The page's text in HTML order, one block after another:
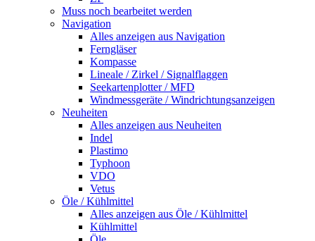
Muss noch bearbeitet werden
Navigation
Alles anzeigen aus Navigation
Ferngläser
Kompasse
Lineale / Zirkel / Signalflaggen
Seekartenplotter / MFD
Windmessgeräte / Windrichtungsanzeigen
Neuheiten
Alles anzeigen aus Neuheiten
Indel
Plastimo
Typhoon
VDO
Vetus
Öle / Kühlmittel
Alles anzeigen aus Öle / Kühlmittel
Kühlmittel